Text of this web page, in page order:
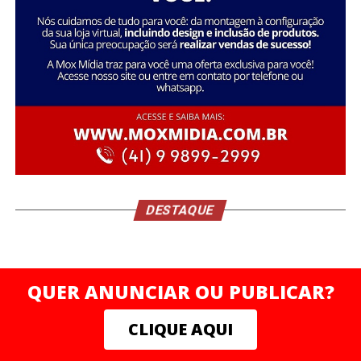
Durante o encontro, um dos pilares centrais foi a
ruptura com padrões limitantes — um convite direto à
elite empreendedora para abandonar crenças obsoletas,
assumir o protagonismo absoluto da própria trajetória e
operar em um novo nível de consciência e resultados.
A filosofia do V8 Club se ancora na potência simbólica
performance. Uma analogia direta ao empresário
moderno que entende que sua mente, seu corpo e seu
DESTAQUE
QUER ANUNCIAR OU PUBLICAR?
CLIQUE AQUI